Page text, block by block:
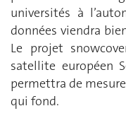
universités à
données viendra
Le projet
satellite européen
permettra de
qui fond.